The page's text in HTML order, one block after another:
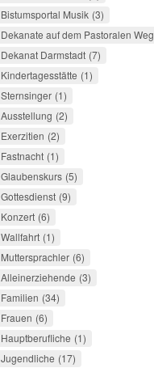
Bistumsportal Musik 3
Dekanate auf dem Pastoralen Weg
Dekanat Darmstadt 7
Kindertagesstätte 1
Sternsinger 1
Ausstellung 2
Exerzitien 2
Fastnacht 1
Glaubenskurs 5
Gottesdienst 9
Konzert 6
Wallfahrt 1
Muttersprachler 6
Alleinerziehende 3
Familien 34
Frauen 6
Hauptberufliche 1
Jugendliche 17